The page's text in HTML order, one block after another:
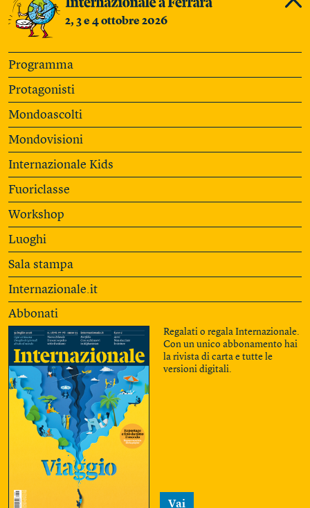
2, 3 e 4 ottobre 2026
Programma
Protagonisti
Mondoascolti
Mondovisioni
Internazionale Kids
Fuoriclasse
Workshop
Luoghi
Sala stampa
Internazionale.it
Abbonati
Regalati o regala Internazionale.
Con un unico abbonamento hai
la rivista di carta e tutte le
versioni digitali.
Vai